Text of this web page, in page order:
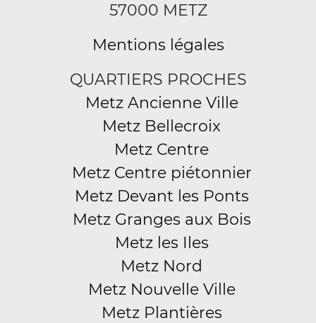
57000 METZ
Mentions légales
QUARTIERS PROCHES
Metz Ancienne Ville
Metz Bellecroix
Metz Centre
Metz Centre piétonnier
Metz Devant les Ponts
Metz Granges aux Bois
Metz les Iles
Metz Nord
Metz Nouvelle Ville
Metz Plantières